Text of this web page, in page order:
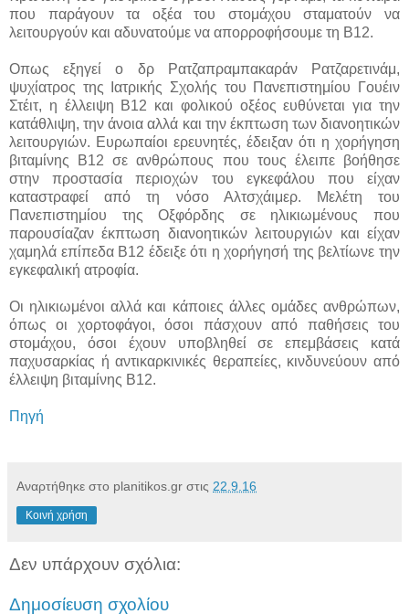
που παράγουν τα οξέα του στομάχου σταματούν να
λειτουργούν και αδυνατούμε να απορροφήσουμε τη B12.
Οπως εξηγεί ο δρ Ρατζαπραμπακαράν Ρατζαρετινάμ,
ψυχίατρος της Ιατρικής Σχολής του Πανεπιστημίου Γουέιν
Στέιτ, η έλλειψη Β12 και φολικού οξέος ευθύνεται για την
κατάθλιψη, την άνοια αλλά και την έκπτωση των διανοητικών
λειτουργιών. Ευρωπαίοι ερευνητές, έδειξαν ότι η χορήγηση
βιταμίνης B12 σε ανθρώπους που τους έλειπε βοήθησε
στην προστασία περιοχών του εγκεφάλου που είχαν
καταστραφεί από τη νόσο Αλτσχάιμερ. Μελέτη τoυ
Πανεπιστημίου της Οξφόρδης σε ηλικιωμένους που
παρουσίαζαν έκπτωση διανοητικών λειτουργιών και είχαν
χαμηλά επίπεδα B12 έδειξε ότι η χορήγησή της βελτίωνε την
εγκεφαλική ατροφία.
Οι ηλικιωμένοι αλλά και κάποιες άλλες ομάδες ανθρώπων,
όπως οι χορτοφάγοι, όσοι πάσχουν από παθήσεις του
στομάχου, όσοι έχουν υποβληθεί σε επεμβάσεις κατά
παχυσαρκίας ή αντικαρκινικές θεραπείες, κινδυνεύουν από
έλλειψη βιταμίνης Β12.
Πηγή
Αναρτήθηκε στο planitikos.gr στις 22.9.16
Κοινή χρήση
Δεν υπάρχουν σχόλια:
Δημοσίευση σχολίου